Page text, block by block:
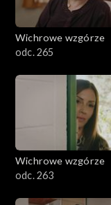
Wichrowe wzgórze
odc. 265
Wichrowe wzgórze
odc. 263